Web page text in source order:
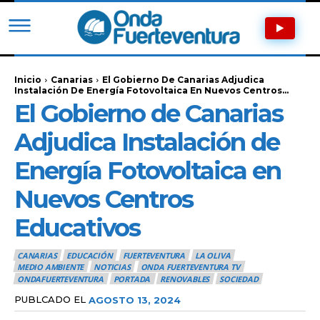
Inicio Canarias
El Gobierno De Canarias Adjudica
Instalación De Energía Fotovoltaica En Nuevos Centros...
El Gobierno de Canarias
Adjudica Instalación de
Energía Fotovoltaica en
Nuevos Centros
Educativos
CANARIAS EDUCACIÓN FUERTEVENTURA
LA OLIVA
MEDIO AMBIENTE
NOTICIAS
ONDA FUERTEVENTURA TV
ONDAFUERTEVENTURA
PORTADA RENOVABLES SOCIEDAD
PUBLCADO EL AGOSTO 13, 2024